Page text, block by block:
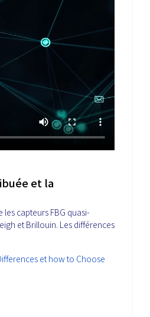
et la
capteurs FBG quasi-
et Brillouin. Les différences
et how to Choose